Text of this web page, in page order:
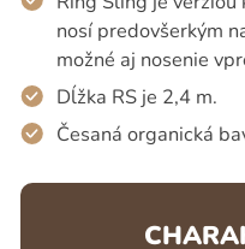
nosí predovšerkým
možné aj nosenie
Dĺžka RS je 2,4 m.
Česaná organická